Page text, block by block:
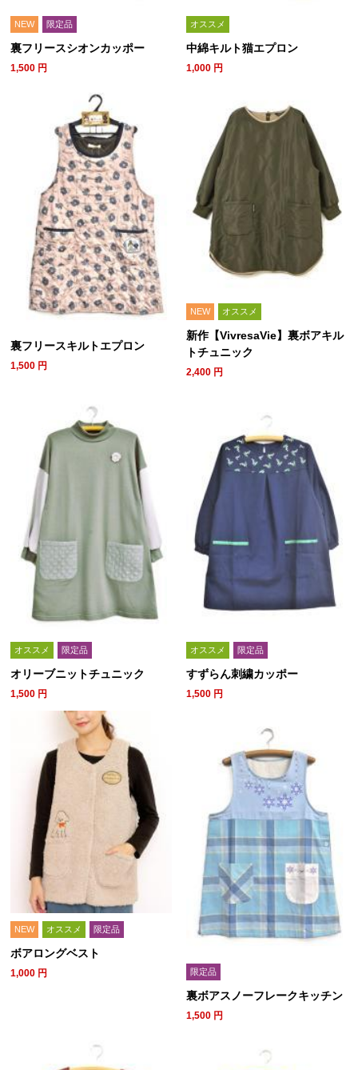
NEW 限定品
裏フリースシオンカッポー
1,500 円
オススメ
中綿キルト猫エプロン
1,000 円
裏フリースキルトエプロン
1,500 円
NEW オススメ
新作【VivresaVie】裏ボアキル
トチュニック
2,400 円
オススメ 限定品
オリーブニットチュニック
1,500 円
オススメ 限定品
すずらん刺繍カッポー
1,500 円
NEW オススメ 限定品
ボアロングベスト
1,000 円 限定品
裏ボアスノーフレークキッチン
1,500 円